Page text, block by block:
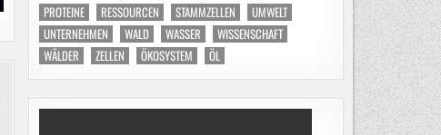
PROTEINE
RESSOURCEN STAMMZELLEN
UMWELT
UNTERNEHMEN
WALD WASSER
WISSENSCHAFT
WÄLDER
ZELLEN ÖKOSYSTEM ÖL